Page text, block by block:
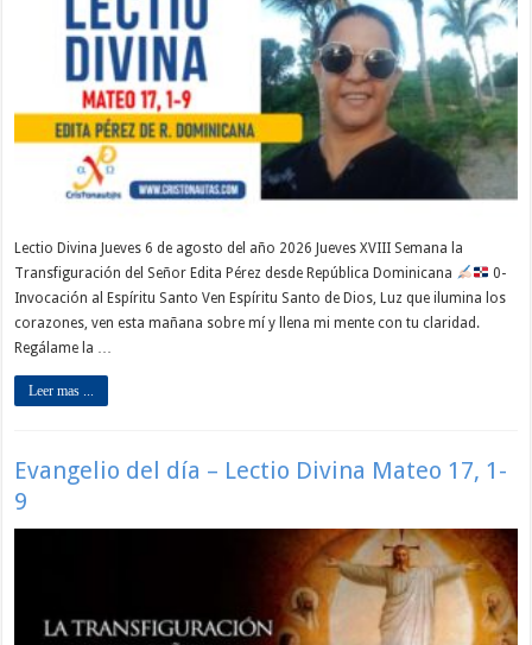
Lectio Divina Jueves 6 de agosto del año 2026 Jueves XVIII Semana la
Transfiguración del Señor Edita Pérez desde República Dominicana
0-
Invocación al Espíritu Santo Ven Espíritu Santo de Dios, Luz que ilumina los
corazones, ven esta mañana sobre mí y llena mi mente con tu claridad.
Regálame la …
Leer mas ...
Evangelio del día – Lectio Divina Mateo 17, 1-
9